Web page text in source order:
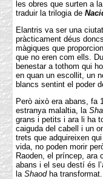
les obres que surten a
traduir la trilogia de
Elantris va ser una
pràcticament déus
màgiques que
que no eren com ells.
benestar a tothom qui
en quan un escollit, un
blancs sentint el poder
Però això era abans,
estranya malaltia, la
grans i petits i ara li ha
caiguda del cabell i un
trets que adquireixen
vida, no poden morir
Raoden, el príncep, ara
abans i el seu destí és
la Shaodha transformat.